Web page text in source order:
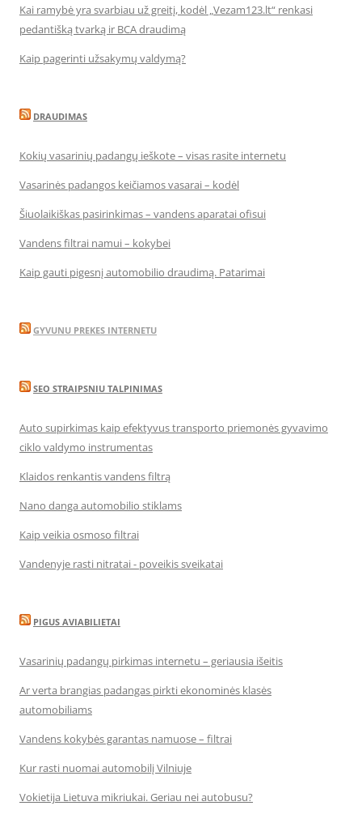
Kai ramybė yra svarbiau už greitį, kodėl „Vezam123.lt“ renkasi
pedantišką tvarką ir BCA draudimą
Kaip pagerinti užsakymų valdymą?
DRAUDIMAS
Kokių vasarinių padangų ieškote – visas rasite internetu
Vasarinės padangos keičiamos vasarai – kodėl
Šiuolaikiškas pasirinkimas – vandens aparatai ofisui
Vandens filtrai namui – kokybei
Kaip gauti pigesnį automobilio draudimą. Patarimai
GYVUNU PREKES INTERNETU
SEO STRAIPSNIU TALPINIMAS
Auto supirkimas kaip efektyvus transporto priemonės gyvavimo
ciklo valdymo instrumentas
Klaidos renkantis vandens filtrą
Nano danga automobilio stiklams
Kaip veikia osmoso filtrai
Vandenyje rasti nitratai - poveikis sveikatai
PIGUS AVIABILIETAI
Vasarinių padangų pirkimas internetu – geriausia išeitis
Ar verta brangias padangas pirkti ekonominės klasės
automobiliams
Vandens kokybės garantas namuose – filtrai
Kur rasti nuomai automobilį Vilniuje
Vokietija Lietuva mikriukai. Geriau nei autobusu?